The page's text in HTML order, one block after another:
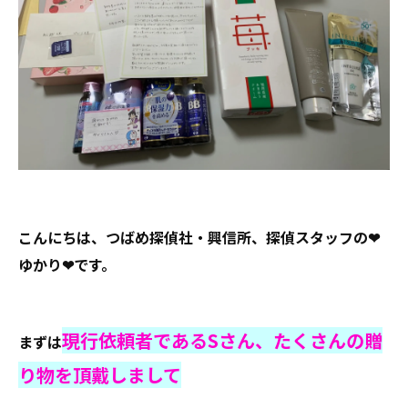
こんにちは、つばめ探偵社・興信所、探偵スタッフの❤
ゆかり❤です。
まずは現行依頼者であるSさん、たくさんの贈
り物を頂戴しまして